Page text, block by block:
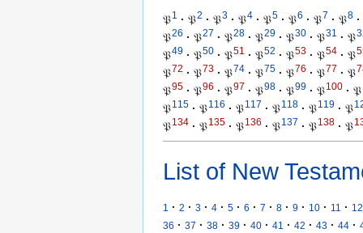
𝔓1 · 𝔓2 · 𝔓3 · 𝔓4 · 𝔓5 · 𝔓6 · 𝔓7 · 𝔓8 ·
𝔓26 · 𝔓27 · 𝔓28 · 𝔓29 · 𝔓30 · 𝔓31 · 𝔓
𝔓49 · 𝔓50 · 𝔓51 · 𝔓52 · 𝔓53 · 𝔓54 · 𝔓
𝔓72 · 𝔓73 · 𝔓74 · 𝔓75 · 𝔓76 · 𝔓77 · 𝔓
𝔓95 · 𝔓96 · 𝔓97 · 𝔓98 · 𝔓99 · 𝔓100 · 𝔓
𝔓115 · 𝔓116 · 𝔓117 · 𝔓118 · 𝔓119 · 𝔓
𝔓134 · 𝔓135 · 𝔓136 · 𝔓137 · 𝔓138 · 𝔓
List of New
1 · 2 · 3 · 4 · 5 · 6 · 7 · 8 · 9 · 10 · 11 · 12
36 · 37 · 38 · 39 · 40 · 41 · 42 · 43 · 44 ·